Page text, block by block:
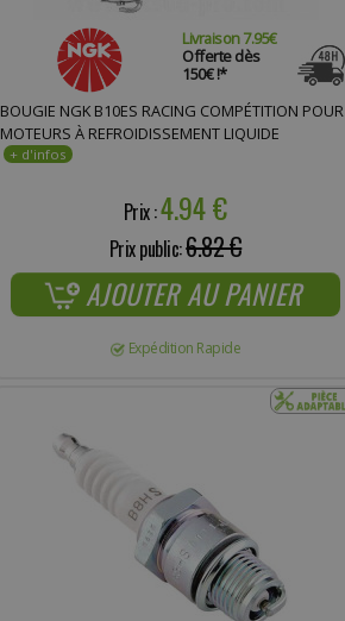
Livraison 7.95€
Offerte dès
150€ !*
BOUGIE NGK B10ES RACING COMPÉTITION POUR
MOTEURS À REFROIDISSEMENT LIQUIDE
Prix :4.94 €
Prix public:6.82 €
AJOUTER AU PANIER
Expédition Rapide